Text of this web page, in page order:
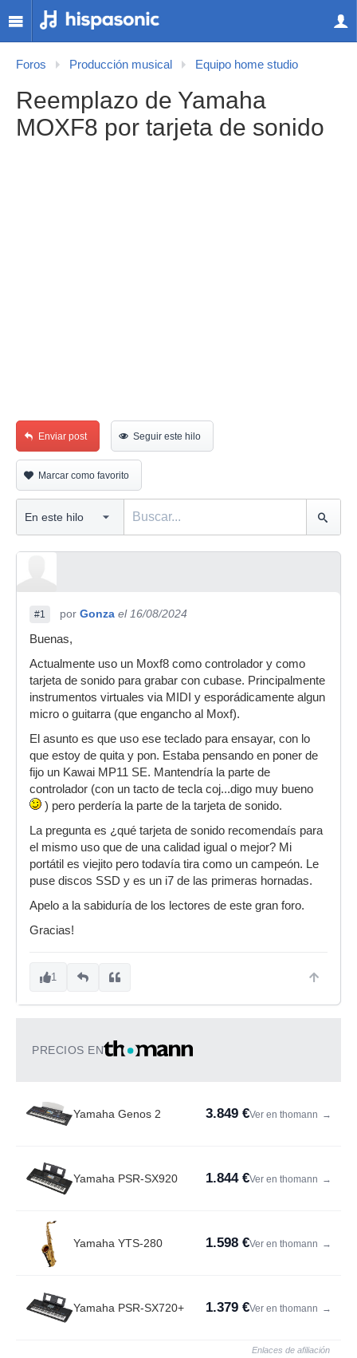
Foros Producción musical Equipo home studio
Reemplazo de Yamaha
MOXF8 por tarjeta de sonido
Enviar post Seguir este hilo
Marcar como favorito
#1 por Gonza el 16/08/2024
Buenas,
Actualmente uso un Moxf8 como controlador y como
tarjeta de sonido para grabar con cubase. Principalmente
instrumentos virtuales via MIDI y esporádicamente algun
micro o guitarra (que engancho al Moxf).
El asunto es que uso ese teclado para ensayar, con lo
que estoy de quita y pon. Estaba pensando en poner de
fijo un Kawai MP11 SE. Mantendría la parte de
controlador (con un tacto de tecla coj...digo muy bueno
) pero perdería la parte de la tarjeta de sonido.
La pregunta es ¿qué tarjeta de sonido recomendaís para
el mismo uso que de una calidad igual o mejor? Mi
portátil es viejito pero todavía tira como un campeón. Le
puse discos SSD y es un i7 de las primeras hornadas.
Apelo a la sabiduría de los lectores de este gran foro.
Gracias!
1
PRECIOS EN
Yamaha Genos 2 3.849 €Ver en thomann →
Yamaha PSR-SX920 1.844 €Ver en thomann →
Yamaha YTS-280 1.598 €Ver en thomann →
Yamaha PSR-SX720+ 1.379 €Ver en thomann →
Enlaces de afiliación